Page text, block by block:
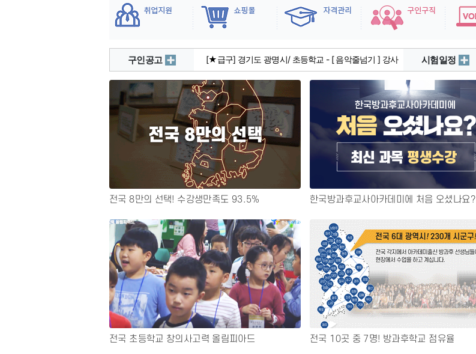
구인공고
사 모집
[★급구] 경기도 광명시/ 초등학교 - [ 음악줄넘기 ] 강사
모집
[★급구] 서울/ 유치원 - [ 영어뮤지컬 ] 강사 모집
[★급구] 충남 / 초등학교 - [ 드론/SW/AI 코딩 교육 ] 강사
모집
[★급구] 평택 비전초등학교 - [ 아동베이킹 ] 강사 모집
시험일정
전국 8만의 선택! 수강생만족도 93.5% 한국방과후교사아카데미에 처음 오셨나요?
전국 초등학교 창의사고력 올림피아드 전국 10곳 중 7명! 방과후학교 점유율